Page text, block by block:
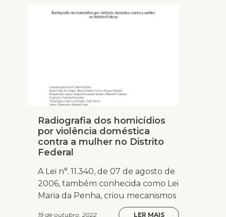
Radiografia dos homicídios
por violência doméstica
contra a mulher no Distrito
Federal
A Lei n°. 11.340, de 07 de agosto de
2006, também conhecida como Lei
Maria da Penha, criou mecanismos
19 de outubro, 2022 LER MAIS